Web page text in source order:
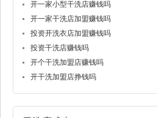
开一家小型干洗店赚钱吗
开一家干洗店加盟赚钱吗
投资开洗衣店加盟赚钱吗
投资干洗店赚钱吗
开个干洗加盟店赚钱吗
开干洗加盟店挣钱吗